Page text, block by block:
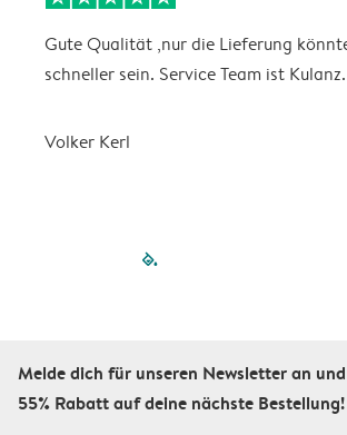
Gute Qualität ,nur die Lieferung
schneller sein. Service Team ist Kulanz.
Volker Kerl
filled-
Melde dich für unseren Newsletter an
55% Rabatt auf deine nächste Bestellung!